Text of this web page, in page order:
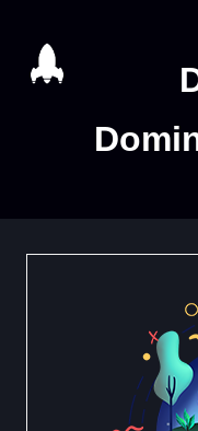
contenuto